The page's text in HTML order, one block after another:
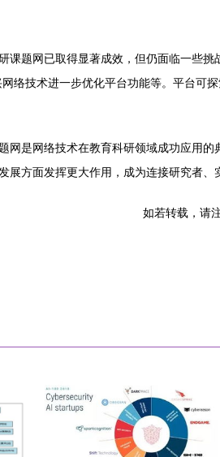
课题网已取得显著成效，但仍面临一些
络技术进一步优化平台功能等。平台可
网是网络技术在教育科研领域成功应用
展方面发挥更大作用，成为连接研究者、
如若转载，请